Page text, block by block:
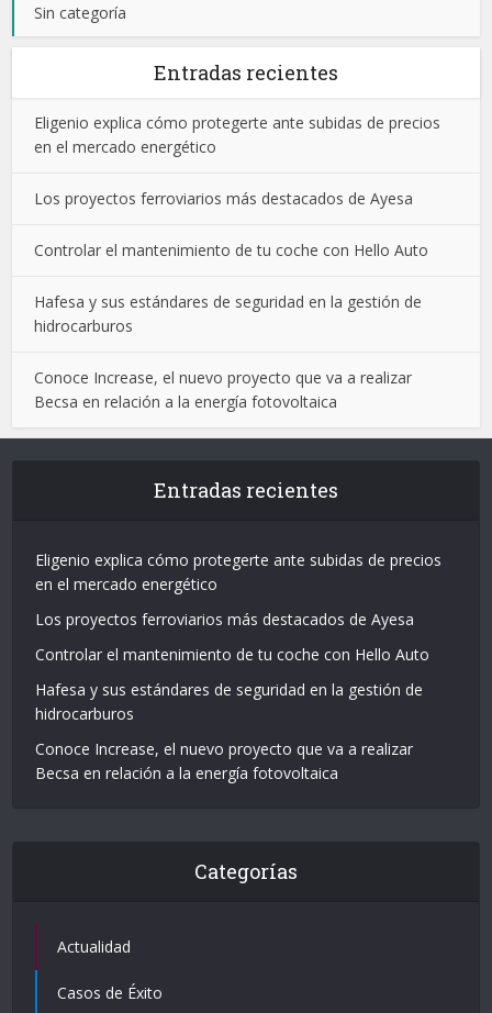
Sin categoría
Entradas recientes
Eligenio explica cómo protegerte ante subidas de precios
en el mercado energético
Los proyectos ferroviarios más destacados de Ayesa
Controlar el mantenimiento de tu coche con Hello Auto
Hafesa y sus estándares de seguridad en la gestión de
hidrocarburos
Conoce Increase, el nuevo proyecto que va a realizar
Becsa en relación a la energía fotovoltaica
Entradas recientes
Eligenio explica cómo protegerte ante subidas de precios
en el mercado energético
Los proyectos ferroviarios más destacados de Ayesa
Controlar el mantenimiento de tu coche con Hello Auto
Hafesa y sus estándares de seguridad en la gestión de
hidrocarburos
Conoce Increase, el nuevo proyecto que va a realizar
Becsa en relación a la energía fotovoltaica
Categorías
Actualidad
Casos de Éxito